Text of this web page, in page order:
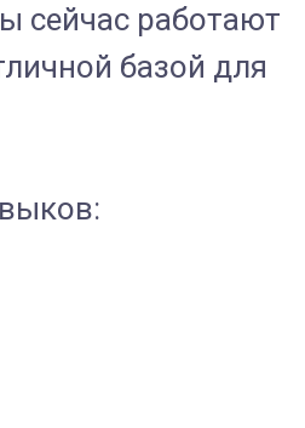
сейчас работают
базой для